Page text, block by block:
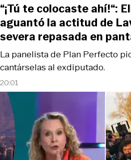
20:01
La panelista de Plan Perfecto
cantárselas al exdiputado.
“¡Tú te colocaste ahí!“:
aguantó la actitud de
severa repasada en